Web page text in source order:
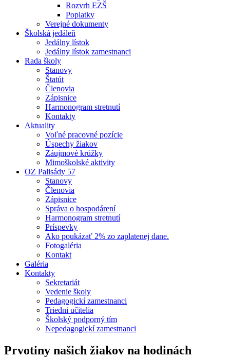
Rozvrh EZŠ
Poplatky
Verejné dokumenty
Školská jedáleň
Jedálny lístok
Jedálny lístok zamestnanci
Rada školy
Stanovy
Štatút
Členovia
Zápisnice
Harmonogram stretnutí
Kontakty
Aktuality
Voľné pracovné pozície
Úspechy žiakov
Záujmové krúžky
Mimoškolské aktivity
OZ Palisády 57
Stanovy
Členovia
Zápisnice
Správa o hospodárení
Harmonogram stretnutí
Príspevky
Ako poukázať 2% zo zaplatenej dane.
Fotogaléria
Kontakt
Galéria
Kontakty
Sekretariát
Vedenie školy
Pedagogickí zamestnanci
Triedni učitelia
Školský podporný tím
Nepedagogickí zamestnanci
Prvotiny našich žiakov na hodinách